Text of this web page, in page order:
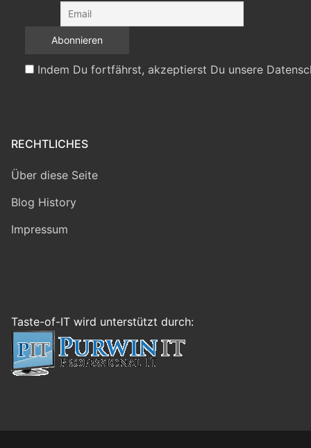
Indem Du fortfährst, akzeptierst Du unsere
RECHTLICHES
Über diese Seite
Blog History
Impressum
Taste-of-IT wird unterstützt durch: